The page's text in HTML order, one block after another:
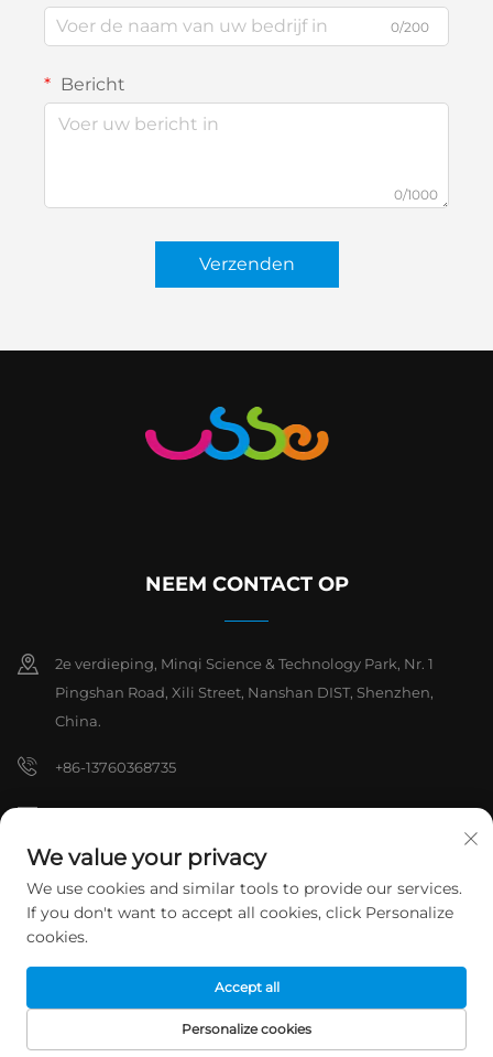
0/200
Bericht
0/1000
Verzenden
NEEM CONTACT OP
2e verdieping, Minqi Science & Technology Park, Nr. 1
Pingshan Road, Xili Street, Nanshan DIST, Shenzhen,
China.
+86-13760368735
Copyright © 2026 Shenzhen Hanchuan Industrial Co,.Ltd. Alle
rechten voorbehouden. Privacybeleid
We value your privacy
We use cookies and similar tools to provide our services.
If you don't want to accept all cookies, click Personalize
cookies.
Personalize cookies
Accept all